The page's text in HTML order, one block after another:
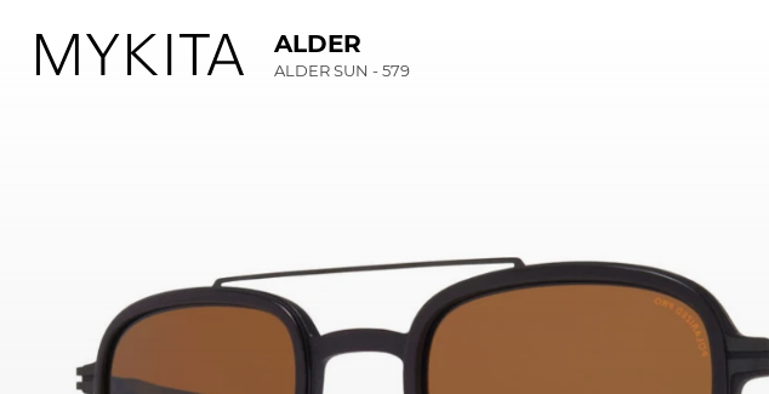
ALDER
ALDER SUN - 579